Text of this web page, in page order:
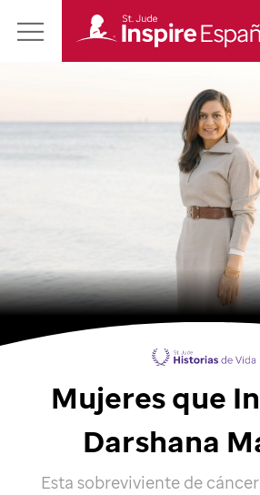
Main
Revista
St.
Español
Mujeres que
Darshana
Esta sobreviviente de